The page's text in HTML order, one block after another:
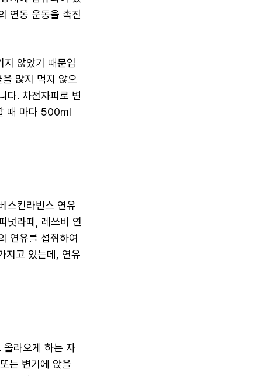
연동 운동을 촉진
지 않았기 때문입
많지 먹지 않으
다. 차전자피로 변
때 마다 500ml
스킨라빈스 연유
넛라떼, 레쓰비 연
연유를 섭취하여
지고 있는데, 연유
올라오게 하는 자
는 변기에 앉을